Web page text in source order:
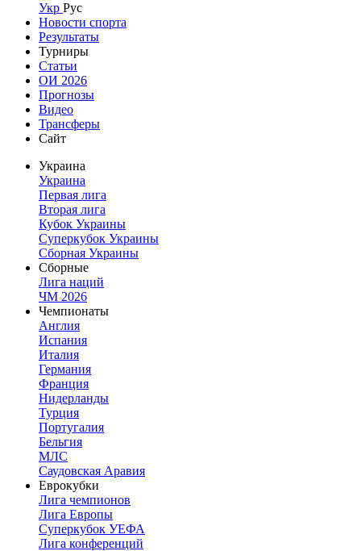
Укр Рус
Новости спорта
Результаты
Турниры
Статьи
ОИ 2026
Прогнозы
Видео
Трансферы
Сайт
Украина
Украина
Первая лига
Вторая лига
Кубок Украины
Суперкубок Украины
Сборная Украины
Сборные
Лига наций
ЧМ 2026
Чемпионаты
Англия
Испания
Италия
Германия
Франция
Нидерланды
Турция
Португалия
Бельгия
МЛС
Саудовская Аравия
Еврокубки
Лига чемпионов
Лига Европы
Суперкубок УЕФА
Лига конференций